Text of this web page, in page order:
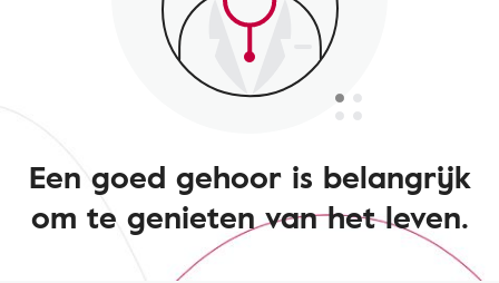
Een goed gehoor is belangrijk
om te genieten van het leven.